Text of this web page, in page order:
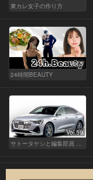
東カレ女子の作り方
Vol.3
24時間BEAUTY
Vol.59
サトータケシと編集部員 船山の"CAR GENTSへの道"